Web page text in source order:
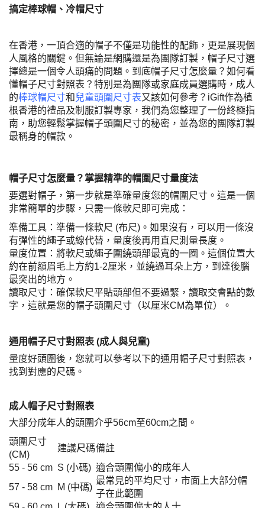
搞定棒球帽、冷帽尺寸
在香港，一頂合適的帽子不僅是功能性的配飾，更是展現個
人風格的關鍵。但無論是網購還是為團隊訂製，帽子尺寸選
擇總是一個令人頭痛的問題。到底帽子尺寸怎麼量？如何看
懂帽子尺寸對照表？特別是為團隊或家庭成員選購時，成人
的棒球帽尺寸和 兒童頭圍尺寸表又該如何參考？iGift作為植
根香港的禮品及制服訂製專家，我們為您整理了一份終極指
南，助您輕鬆掌握帽子頭圍尺寸的秘密，並為您的團隊訂製
最稱身的帽款。
帽子尺寸怎麼量？掌握精準的帽圍尺寸量度法
要選對帽子，第一步就是準確量度您的帽圍尺寸。這是一個
非常簡單的步驟，只需一條軟尺即可完成：
準備工具：準備一條軟尺 (布尺)。如果沒有，可以用一條沒
有彈性的繩子或線代替，量度後再用直尺測量長度。
量度位置：將軟尺或繩子圍繞頭部最寬的一圈。這個位置大
約在前額眉毛上方約1-2厘米，並繞過耳朵上方，到達後腦
最突出的地方。
讀取尺寸：確保軟尺平貼頭部但不要過緊，讀取交會點的數
字，這就是您的帽子頭圍尺寸（以厘米CM為單位）。
通用帽子尺寸對照表 (成人與兒童)
量度好頭圍後，您就可以參考以下的通用帽子尺寸對照表，
找到對應的尺碼。
成人帽子尺寸對照表
大部分成年人的頭圍介乎56cm至60cm之間。
頭圍尺寸
(CM)
建議尺碼備註
55 - 56 cm S (小碼) 適合頭圍偏小的成年人
57 - 58 cm M (中碼)
最常見的平均尺寸，市面上大部分帽
子在此範圍